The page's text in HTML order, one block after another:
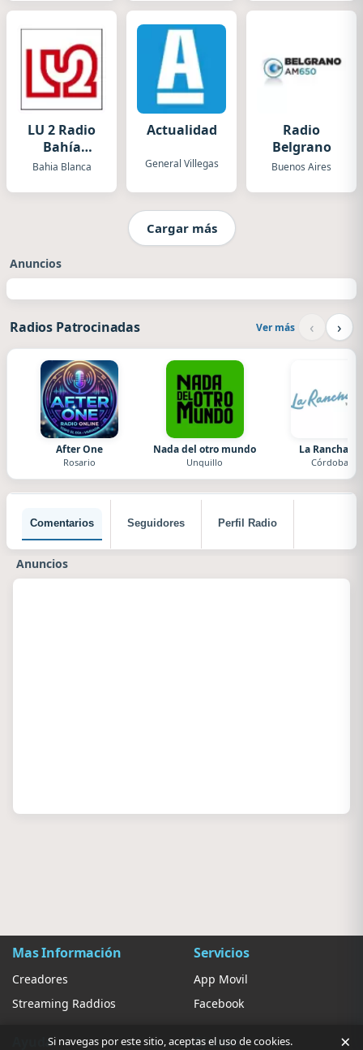
LU 2 Radio
Bahía
Blanca
Bahia Blanca
Actualidad
General Villegas
Radio
Belgrano
Buenos Aires
Cargar más
Anuncios
Radios Patrocinadas Ver más ‹ ›
After One
Rosario
Nada del otro mundo
Unquillo
La Ranchada
Córdoba
Comentarios Seguidores Perfil Radio
Anuncios
Mas Información
Creadores
Streaming Raddios
Servicios
App Movil
Facebook
Ayuda Ajustes
Si navegas por este sitio, aceptas el uso de cookies. ×